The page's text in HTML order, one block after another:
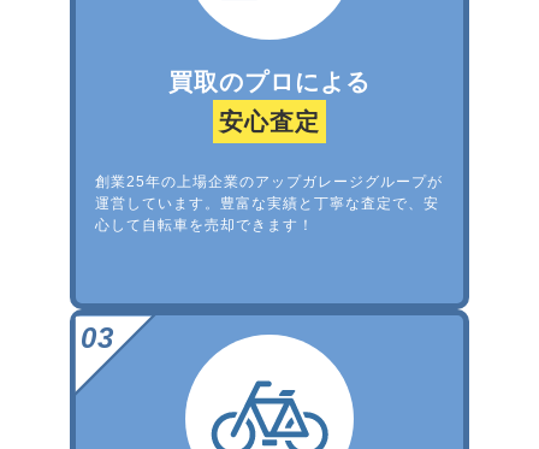
買取のプロによる
安心査定
創業25年の上場企業のアップガレージグループが
運営しています。豊富な実績と丁寧な査定で、安
心して自転車を売却できます！